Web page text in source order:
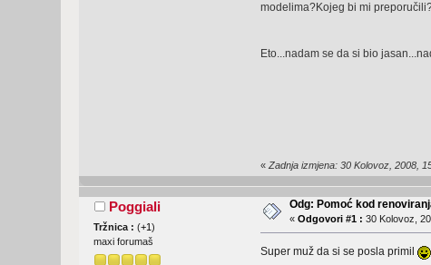
modelima?Kojeg bi mi
Eto...nadam se da si bio
« Zadnja izmjena: 30 Kolovoz, 2008,
Poggiali
Tržnica :(+1)
maxi forumaš
Odg: Pomoć kod
«Odgovori #1 : 30 Kolovoz,
Super muž da si se posla primil